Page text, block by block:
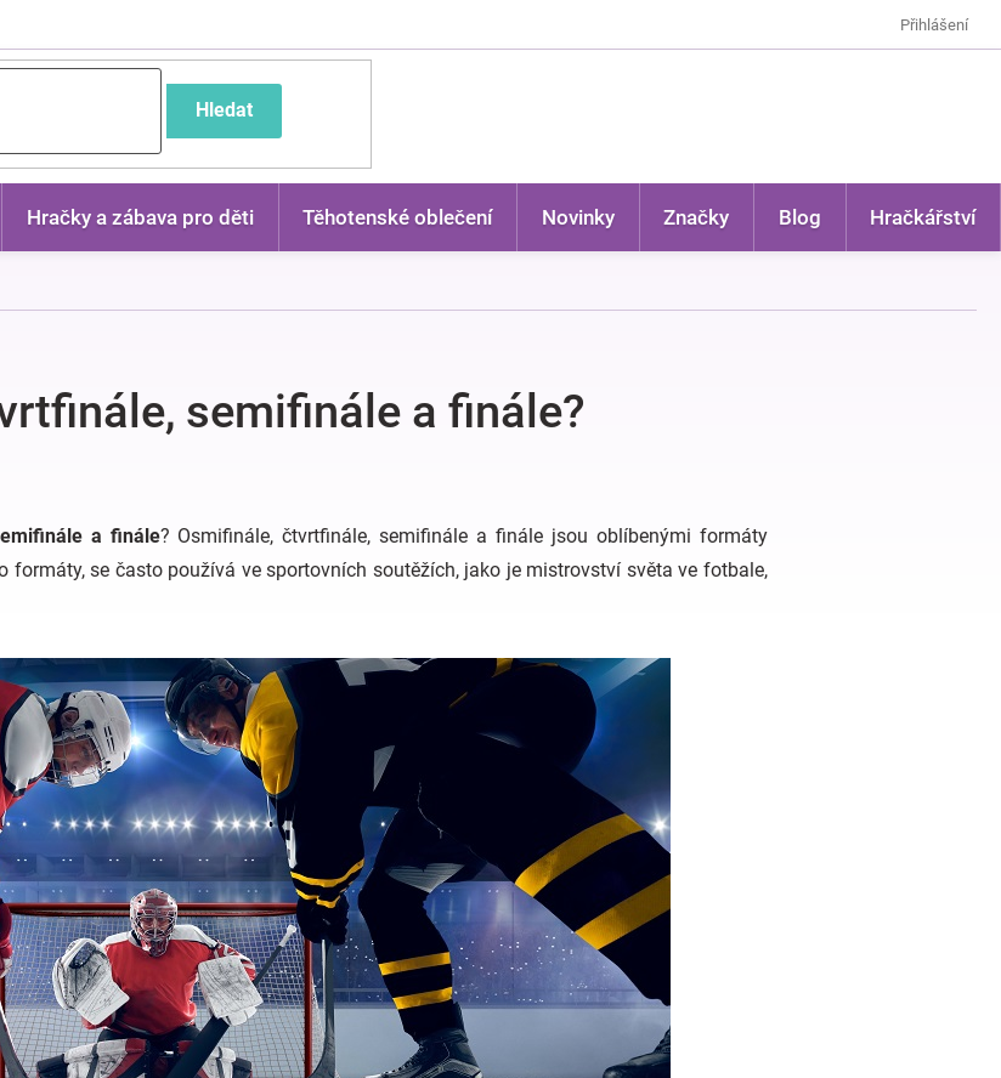
Přihlášení
Hledat
Hračky a zábava pro děti Těhotenské oblečení Novinky Značky Blog Hračkářství
semifinále a finále?
a finále? Osmifinále, čtvrtfinále, semifinále a finále jsou oblíbenými formáty
formáty, se často používá ve sportovních soutěžích, jako je mistrovství světa ve fotbale,